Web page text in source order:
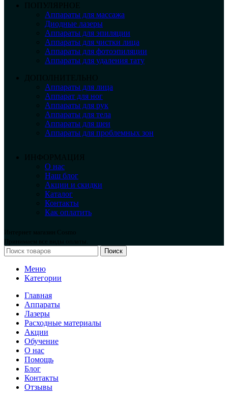
ПОПУЛЯРНОЕ
Аппараты для массажа
Диодные лазеры
Аппараты для эпиляции
Аппараты для чистки лица
Аппараты для фотоэпиляции
Аппараты для удаления тату
ДОПОЛНИТЕЛЬНО
Аппараты для лица
Аппарат для ног
Аппараты для рук
Аппараты для тела
Аппараты для шеи
Аппараты для проблемных зон
ИНФОРМАЦИЯ
О нас
Наш блог
Акции и скидки
Каталог
Контакты
Как оплатить
Интернет магазин Cosmo
Принимаем все виды оплаты.
Поиск
Меню
Категории
Главная
Аппараты
Лазеры
Расходные материалы
Акции
Обучение
О нас
Помощь
Блог
Контакты
Отзывы